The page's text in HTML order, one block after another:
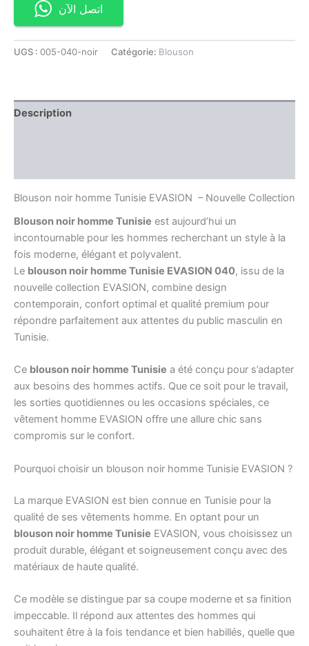
اتصل الآن
UGS : 005-040-noir Catégorie: Blouson
Description
Blouson noir homme Tunisie EVASION – Nouvelle Collection
Blouson noir homme Tunisie est aujourd’hui un
incontournable pour les hommes recherchant un style à la
fois moderne, élégant et polyvalent.
Le blouson noir homme Tunisie EVASION 040, issu de la
nouvelle collection EVASION, combine design
contemporain, confort optimal et qualité premium pour
répondre parfaitement aux attentes du public masculin en
Tunisie.
Ce blouson noir homme Tunisie a été conçu pour s’adapter
aux besoins des hommes actifs. Que ce soit pour le travail,
les sorties quotidiennes ou les occasions spéciales, ce
vêtement homme EVASION offre une allure chic sans
compromis sur le confort.
Pourquoi choisir un blouson noir homme Tunisie EVASION ?
La marque EVASION est bien connue en Tunisie pour la
qualité de ses vêtements homme. En optant pour un
blouson noir homme Tunisie EVASION, vous choisissez un
produit durable, élégant et soigneusement conçu avec des
matériaux de haute qualité.
Ce modèle se distingue par sa coupe moderne et sa finition
impeccable. Il répond aux attentes des hommes qui
souhaitent être à la fois tendance et bien habillés, quelle que